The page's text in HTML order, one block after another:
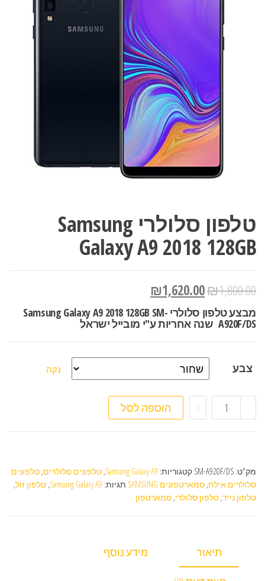
טלפון סלולרי Samsung
Galaxy A9 2018 128GB
₪1,800.00
₪1,620.00
מבצע טלפון סלולרי Samsung Galaxy A9 2018 128GB SM-
A920F/DS שנה אחריות ע"י מובייל ישראל
צבע נקה
- כמות של טלפון סלולרי Samsung Galaxy A9 2018 128GB
+ הוספה לסל
מק"ט: SM-A920F/DS קטגוריות: Samsung Galaxy A9
, טלפונים סלולרים, טלפונים
סלולרים אילת, סמארטפונים SAMSUNG תגיות: Samsung Galaxy A9
, טלפון זול,
טלפון נייד, טלפון סלולרי, סמארטפון
תיאור מידע נוסף